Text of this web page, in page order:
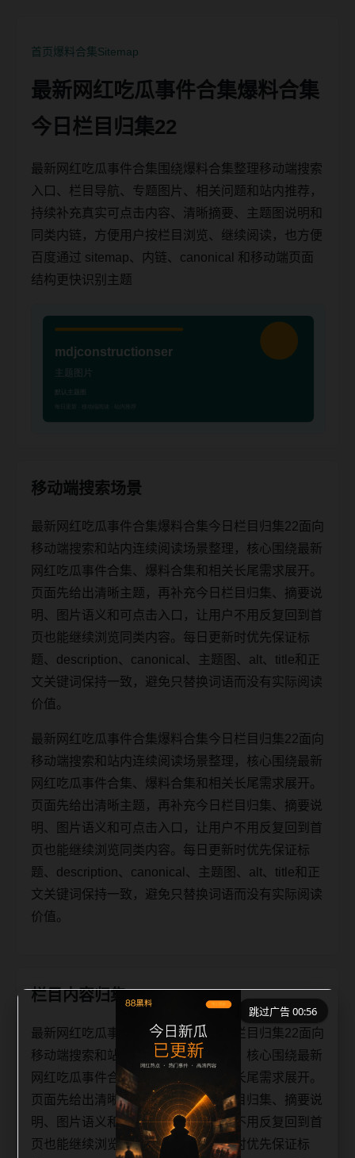
首页 爆料合集Sitemap
最新网红吃瓜事件合集爆料合集
今日栏目归集22
最新网红吃瓜事件合集围绕爆料合集整理移动端搜索
入口、栏目导航、专题图片、相关问题和站内推荐，
持续补充真实可点击内容、清晰摘要、主题图说明和
同类内链，方便用户按栏目浏览、继续阅读，也方便
百度通过 sitemap、内链、canonical 和移动端页面
结构更快识别主题
移动端搜索场景
最新网红吃瓜事件合集爆料合集今日栏目归集22面向
移动端搜索和站内连续阅读场景整理，核心围绕最新
网红吃瓜事件合集、爆料合集和相关长尾需求展开。
页面先给出清晰主题，再补充今日栏目归集、摘要说
明、图片语义和可点击入口，让用户不用反复回到首
页也能继续浏览同类内容。每日更新时优先保证标
题、description、canonical、主题图、alt、title和正
文关键词保持一致，避免只替换词语而没有实际阅读
价值。
最新网红吃瓜事件合集爆料合集今日栏目归集22面向
移动端搜索和站内连续阅读场景整理，核心围绕最新
网红吃瓜事件合集、爆料合集和相关长尾需求展开。
页面先给出清晰主题，再补充今日栏目归集、摘要说
明、图片语义和可点击入口，让用户不用反复回到首
页也能继续浏览同类内容。每日更新时优先保证标
题、description、canonical、主题图、alt、title和正
文关键词保持一致，避免只替换词语而没有实际阅读
价值。
栏目内容归集
最新网红吃瓜事件合集爆料合集今日栏目归集22面向
移动端搜索和站内连续阅读场景整理，核心围绕最新
网红吃瓜事件合集、爆料合集和相关长尾需求展开。
页面先给出清晰主题，再补充今日栏目归集、摘要说
明、图片语义和可点击入口，让用户不用反复回到首
页也能继续浏览同类内容。每日更新时优先保证标
跳过广告 00:55